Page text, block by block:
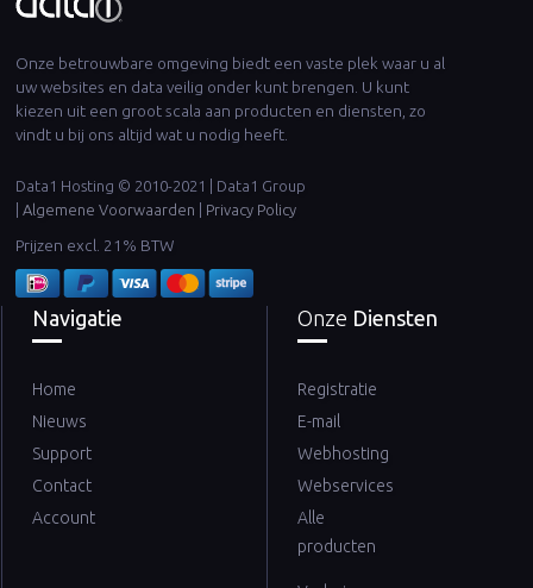
Onze betrouwbare omgeving biedt een vaste plek waar u al
uw websites en data veilig onder kunt brengen. U kunt
kiezen uit een groot scala aan producten en diensten, zo
vindt u bij ons altijd wat u nodig heeft.
Data1 Hosting © 2010-2021 | Data1 Group
Algemene Voorwaarden Privacy Policy
Prijzen excl. 21% BTW
Navigatie
Home
Nieuws
Support
Contact
Account
Onze Diensten
Registratie
E-mail
Webhosting
Webservices
Alle
producten